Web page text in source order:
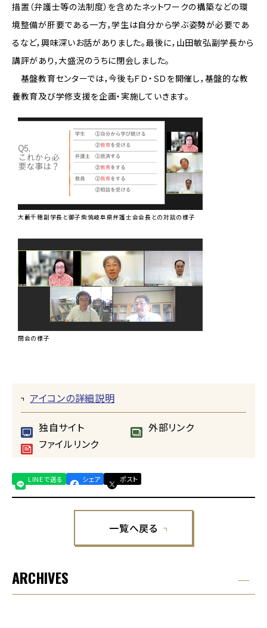
措置（弁護士等の法制度）を含めたネットワークの構築などの環
境整備が肝要である一方，学生は自分から学ぶ姿勢が必要であ
るなど，興味深いお話がありました。最後に，山田敏弘副学長から
講評があり，大盛況のうちに閉会しました。
基盤教育センターでは，今後もＦＤ・ＳＤを開催し，基盤的な教
養教育及び学修支援を企画・実施していきます。
大藪千穂副学長と御子柴慎岐阜県弁護士会会長との対談の様子
閉会の様子
アイコンの詳細説明
独自サイト
外部リンク
ファイルリンク
LINEで送る シェア ポスト
一覧へ戻る
ARCHIVES